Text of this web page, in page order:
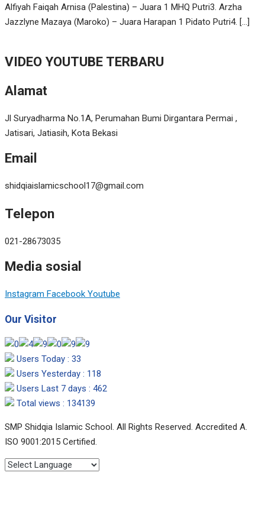
Alfiyah Faiqah Arnisa (Palestina) – Juara 1 MHQ Putri3. Arzha
Jazzlyne Mazaya (Maroko) – Juara Harapan 1 Pidato Putri4. […]
VIDEO YOUTUBE TERBARU
Alamat
Jl Suryadharma No.1A, Perumahan Bumi Dirgantara Permai ,
Jatisari, Jatiasih, Kota Bekasi
Email
shidqiaislamicschool17@gmail.com
Telepon
021-28673035
Media sosial
Instagram Facebook Youtube
Our Visitor
Users Today : 33
Users Yesterday : 118
Users Last 7 days : 462
Total views : 134139
SMP Shidqia Islamic School. All Rights Reserved. Accredited A.
ISO 9001:2015 Certified.